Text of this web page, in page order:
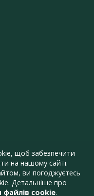
щоб забезпечити
на нашому сайті.
ви погоджуєтесь
Детальніше про
файлів cookie.